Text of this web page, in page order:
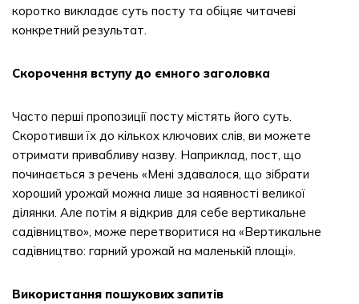
коротко викладає суть посту та обіцяє читачеві
конкретний результат.
Скорочення вступу до ємного заголовка
Часто перші пропозиції посту містять його суть.
Скоротивши їх до кількох ключових слів, ви можете
отримати привабливу назву. Наприклад, пост, що
починається з речень «Мені здавалося, що зібрати
хороший урожай можна лише за наявності великої
ділянки. Але потім я відкрив для себе вертикальне
садівництво», може перетворитися на «Вертикальне
садівництво: гарний урожай на маленькій площі».
Використання пошукових запитів